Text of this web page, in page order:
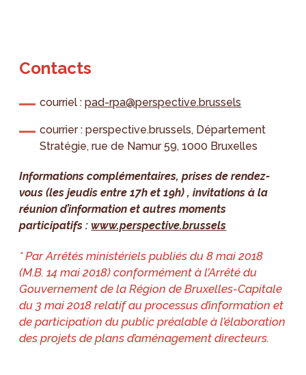
Contacts
courriel :pad-rpa@perspective.brussels
courrier : perspective.brussels, Département
Stratégie, rue de Namur 59, 1000 Bruxelles
Informations complémentaires, prises de rendez-
vous (les jeudis entre 17h et 19h) , invitations à la
réunion d’information et autres moments
participatifs :www.perspective.brussels
* Par Arrêtés ministériels publiés du 8 mai 2018
(M.B. 14 mai 2018) conformément à l’Arrêté du
Gouvernement de la Région de Bruxelles-Capitale
du 3 mai 2018 relatif au processus d’information et
de participation du public préalable à l’élaboration
des projets de plans d’aménagement directeurs.